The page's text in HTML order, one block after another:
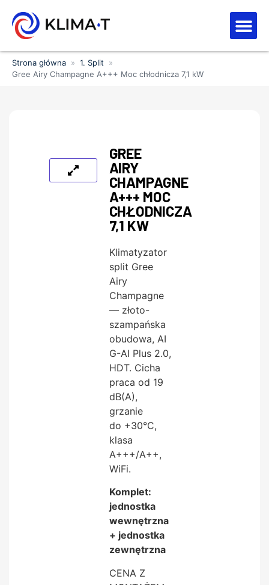
Strona główna » 1. Split
»
Gree Airy Champagne A+++ Moc chłodnicza 7,1 kW
GREE
AIRY
CHAMPAGNE
A+++ MOC
CHŁODNICZA
7,1 KW
Klimatyzator
split Gree
Airy
Champagne
— złoto-
szampańska
obudowa, AI
G-AI Plus 2.0,
HDT. Cicha
praca od 19
dB(A),
grzanie
do +30°C,
klasa
A+++/A++,
WiFi.
Komplet:
jednostka
wewnętrzna
+ jednostka
zewnętrzna
CENA Z